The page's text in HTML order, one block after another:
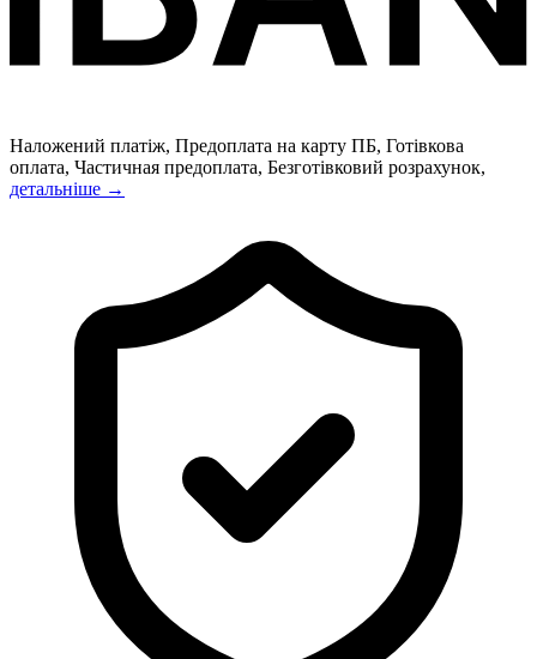
Наложений платіж, Предоплата на карту ПБ, Готівкова
оплата, Частичная предоплата, Безготівковий розрахунок,
детальніше →